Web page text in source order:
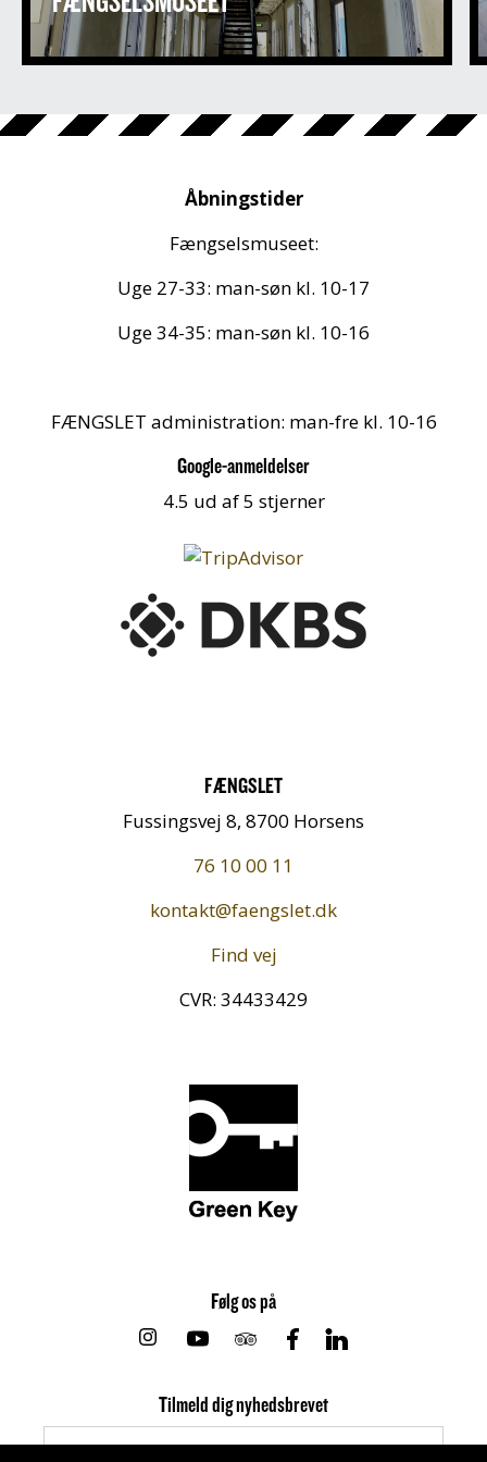
Åbningstider
Fængselsmuseet:
Uge 27-33: man-søn kl. 10-17
Uge 34-35: man-søn kl. 10-16
FÆNGSLET administration: man-fre kl. 10-16
Google-anmeldelser
4.5 ud af 5 stjerner
FÆNGSLET
Fussingsvej 8, 8700 Horsens
76 10 00 11
kontakt@faengslet.dk
Find vej
CVR: 34433429
Følg os på
Instagram
YoutubeTripadvisor
FacebookLinkedin
Tilmeld dig nyhedsbrevet